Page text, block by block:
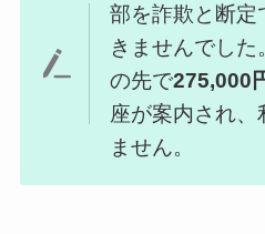
部を詐欺と断定
きませんでし
の先で275,000
座が案内され
ません。